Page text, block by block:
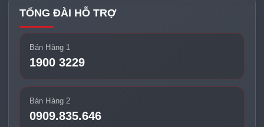
TỔNG ĐÀI HỖ TRỢ
Bán Hàng 1
1900 3229
Bán Hàng 2
0909.835.646